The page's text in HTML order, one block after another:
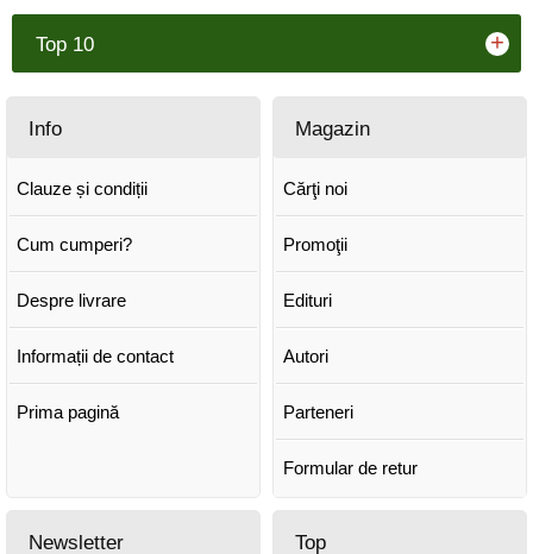
Top 10 +
Info
Clauze și condiții
Cum cumperi?
Despre livrare
Informații de contact
Prima pagină
Magazin
Cărţi noi
Promoţii
Edituri
Autori
Parteneri
Formular de retur
Newsletter Top